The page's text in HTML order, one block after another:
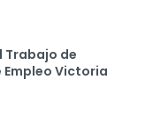
Trabajo de
Empleo Victoria